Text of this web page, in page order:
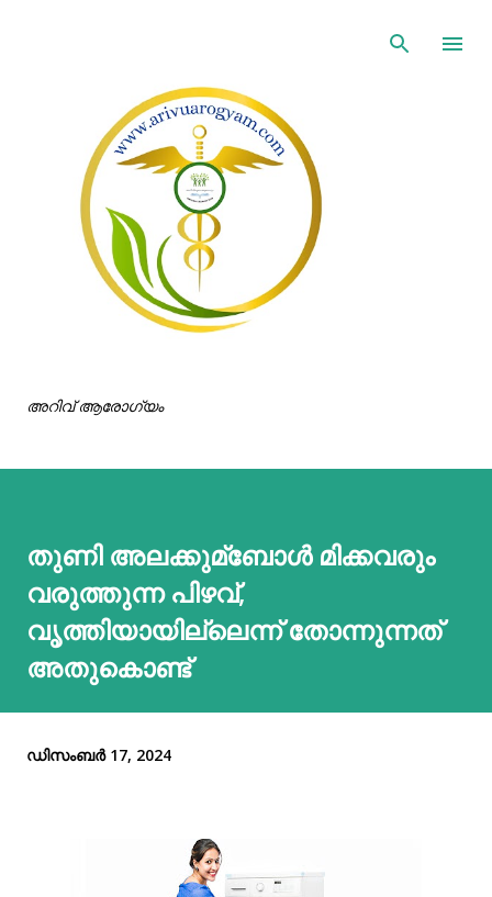
അറിവ് ആരോഗ്യം
തുണി അലക്കുമ്ബോള്‍ മിക്കവരും
വരുത്തുന്ന പിഴവ്,
വൃത്തിയായില്ലെന്ന് തോന്നുന്നത്
അതുകൊണ്ട്
ഡിസംബർ 17, 2024